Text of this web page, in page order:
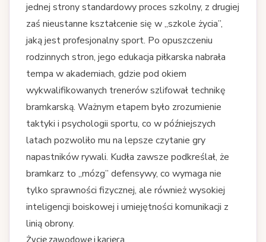
jednej strony standardowy proces szkolny, z drugiej
zaś nieustanne kształcenie się w „szkole życia”,
jaką jest profesjonalny sport. Po opuszczeniu
rodzinnych stron, jego edukacja piłkarska nabrała
tempa w akademiach, gdzie pod okiem
wykwalifikowanych trenerów szlifował technikę
bramkarską. Ważnym etapem było zrozumienie
taktyki i psychologii sportu, co w późniejszych
latach pozwoliło mu na lepsze czytanie gry
napastników rywali. Kudła zawsze podkreślał, że
bramkarz to „mózg” defensywy, co wymaga nie
tylko sprawności fizycznej, ale również wysokiej
inteligencji boiskowej i umiejętności komunikacji z
linią obrony.